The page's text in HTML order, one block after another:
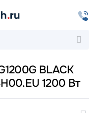
BLACK
1200 Вт